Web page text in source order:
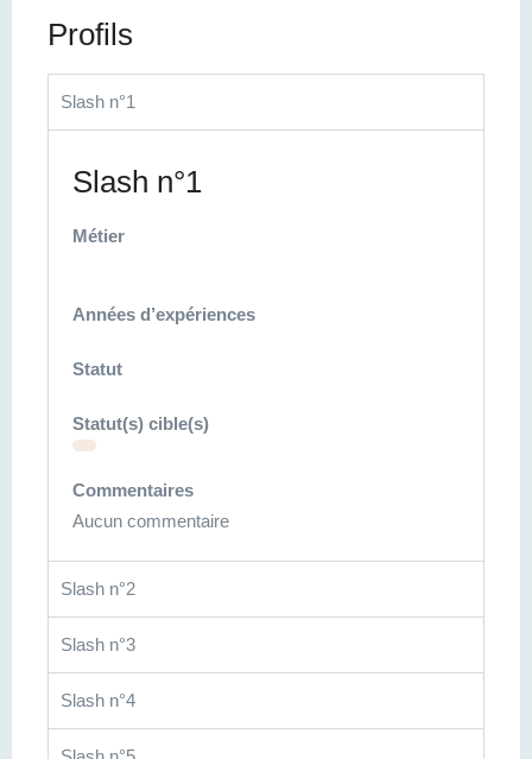
Profils
Slash n°1
Slash n°1
Métier
Années d’expériences
Statut
Statut(s) cible(s)
Commentaires
Aucun commentaire
Slash n°2
Slash n°3
Slash n°4